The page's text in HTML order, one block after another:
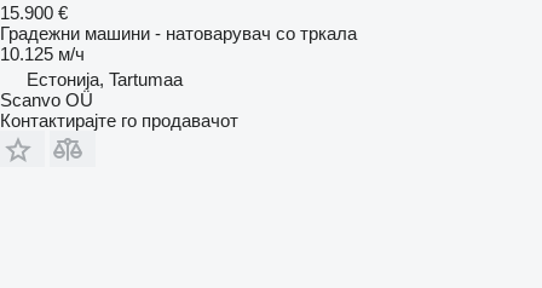
15.900 €
Градежни машини - натоварувач со тркала
10.125 м/ч
Естонија, Tartumaa
Scanvo OÜ
Контактирајте го продавачот